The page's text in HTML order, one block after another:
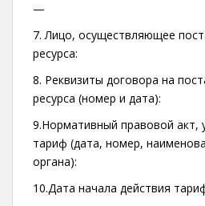
—
7. Лицо, осуществляющее
ресурса:
8. Реквизиты договора на
ресурса (номер и дата):
9.Нормативный правовой акт,
тариф (дата, номер,
органа):
10.Дата начала действия